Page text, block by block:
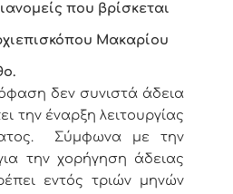
που βρίσκεται
Μακαρίου
δεν συνιστά άδεια
την έναρξη λειτουργίας
Σύμφωνα με την
την χορήγηση άδειας
εντός τριών μηνών